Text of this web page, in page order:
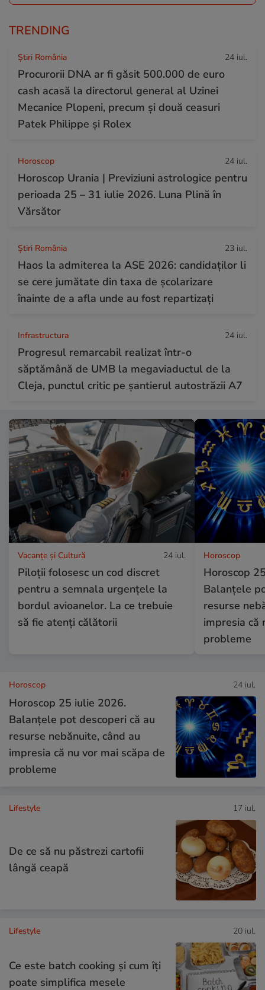
TRENDING
Știri România 24 iul.
Procurorii DNA ar fi găsit 500.000 de euro
cash acasă la directorul general al Uzinei
Mecanice Plopeni, precum și două ceasuri
Patek Philippe și Rolex
Horoscop 24 iul.
Horoscop Urania | Previziuni astrologice pentru
perioada 25 – 31 iulie 2026. Luna Plină în
Vărsător
Știri România 23 iul.
Haos la admiterea la ASE 2026: candidaților li
se cere jumătate din taxa de școlarizare
înainte de a afla unde au fost repartizați
Infrastructura 24 iul.
Progresul remarcabil realizat într-o
săptămână de UMB la megaviaductul de la
Cleja, punctul critic pe șantierul autostrăzii A7
Vacanțe și Cultură 24 iul.
Piloții folosesc un cod discret
pentru a semnala urgențele la
bordul avioanelor. La ce trebuie
să fie atenți călătorii
Horoscop
Horoscop
Balanțele
resurse
impresia că
probleme
Horoscop 24 iul.
Horoscop 25 iulie 2026.
Balanțele pot descoperi că au
resurse nebănuite, când au
impresia că nu vor mai scăpa de
probleme
Lifestyle 17 iul.
De ce să nu păstrezi cartofii
lângă ceapă
Lifestyle 20 iul.
Ce este batch cooking și cum îți
poate simplifica mesele